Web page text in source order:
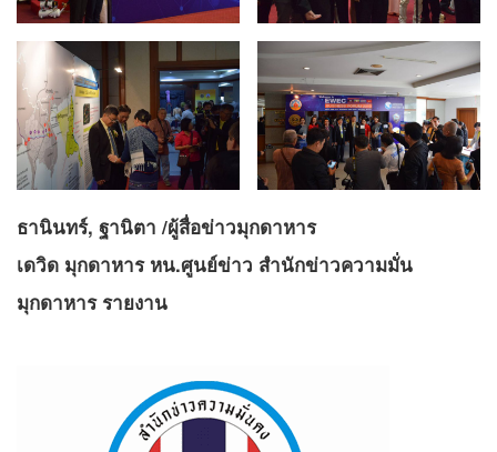
ธานินทร์, ฐานิตา /ผู้สื่อข่าวมุกดาหาร
เดวิด มุกดาหาร หน.ศูนย์ข่าว สำนักข่าวความมั่น
มุกดาหาร รายงาน